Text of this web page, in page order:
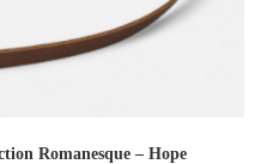
Romanesque – Hope